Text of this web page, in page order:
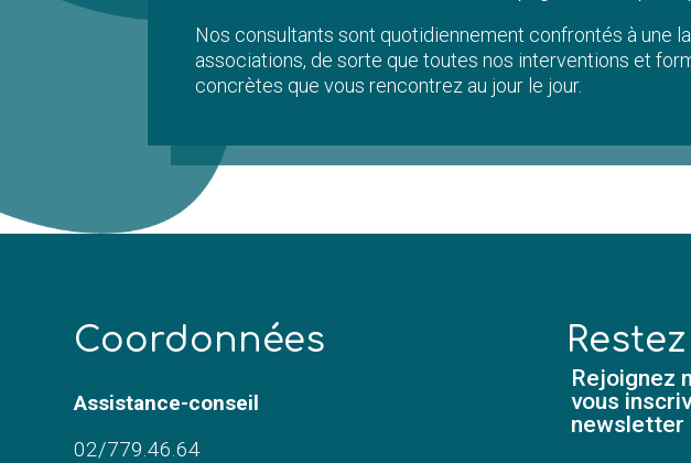
Nos consultants sont quotidiennement confrontés à une
associations, de sorte que toutes nos interventions et
concrètes que vous rencontrez au jour le jour.
Coordonnées
Assistance-conseil
02/779.46.64
Rejoignez
vous
newsletter